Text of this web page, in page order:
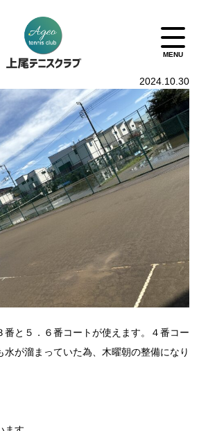
2024.10.30
番と５．６番コートが使えます。４番コー
水が溜まっていた為、木曜朝の整備になり